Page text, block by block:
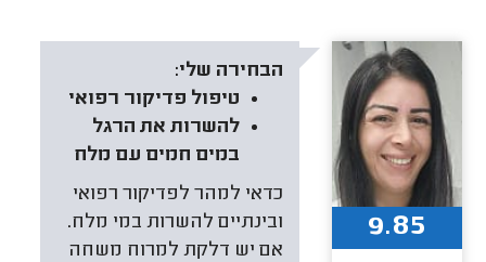
הבחירה שלי:
טיפול פדיקור רפואי
להשרות את הרגל
במים חמים עם מלח
כדאי למהר לפדיקור רפואי
ובינתיים להשרות במי מלח.
אם יש דלקת למרוח משחה
9.85